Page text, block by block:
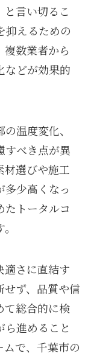
と言い切るこ
抑えるための
複数業者から
などが効果的
温度変化、
すべき点が異
材選びや施工
少高くなっ
たトータルコ
適さに直結す
せず、品質や信
て総合的に検
進めること
で、千葉市の